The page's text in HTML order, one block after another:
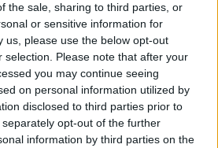
the sale, sharing to third parties, or
or sensitive information for
us, please use the below opt-out
selection. Please note that after your
you may continue seeing
on personal information utilized by
disclosed to third parties prior to
opt-out of the further
information by third parties on the
+ Chamtivosť